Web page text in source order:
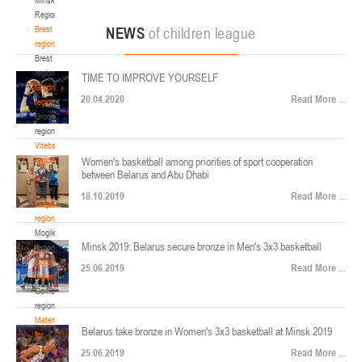
Region
Brest
region
Brest
region
Grodno
region
Grodno
region
Vitebsk
region
Vitebsk
region
Mogilev
region
Mogilev
region
Gomel
region
Gomel
region
Materials
for
coaches
ул. Ленинградская, 4
Минск
Финал четырех – юноши 2014-2015 гг.р., Дивизион 2, 22-24 апреля 2026 г., г.
Минск, ул. Стадионная, 3
U-12, девушки
V тур – девушки 2014-2015 гг.р., Дивизион 1, 17-19 апреля 2026 г., г. Гомель,
ул. Б.Хмельницкого, 118а
Минск
Финал 4-х – девушки 2010-2011 гг.р., Дивизион 2, 14-16 апреля 2026 г., г.
Минск, ул. Стадионная, 3
NEWS of children league
TIME TO IMPROVE YOURSELF
20.04.2020 Read More ...
Women's basketball among priorities of sport cooperation
between Belarus and Abu Dhabi
18.10.2019 Read More ...
Minsk 2019: Belarus secure bronze in Men's 3x3 basketball
25.06.2019 Read More ...
Belarus take bronze in Women's 3x3 basketball at Minsk 2019
25.06.2019 Read More ...